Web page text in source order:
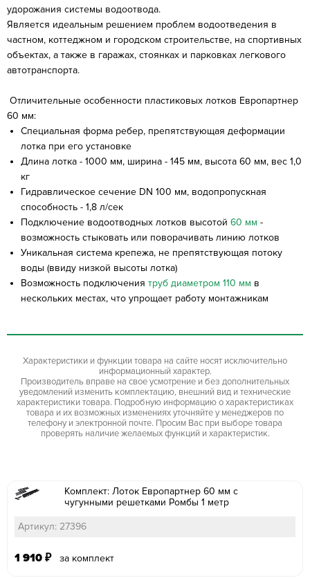
удорожания системы водоотвода.
Является идеальным решением проблем водоотведения в
частном, коттеджном и городском строительстве, на спортивных
объектах, а также в гаражах, стоянках и парковках легкового
автотранспорта.
Отличительные особенности пластиковых лотков Европартнер
60 мм:
Специальная форма ребер, препятствующая деформации
лотка при его установке
Длина лотка - 1000 мм, ширина - 145 мм, высота 60 мм, вес 1,0
кг
Гидравлическое сечение DN 100 мм, водопропускная
способность - 1,8 л/сек
Подключение водоотводных лотков высотой 60 мм -
возможность стыковать или поворачивать линию лотков
Уникальная система крепежа, не препятствующая потоку
воды (ввиду низкой высоты лотка)
Возможность подключения труб диаметром 110 мм в
нескольких местах, что упрощает работу монтажникам
Характеристики и функции товара на сайте носят исключительно
информационный характер.
Производитель вправе на свое усмотрение и без дополнительных
уведомлений изменить комплектацию, внешний вид и технические
характеристики товара. Подробную информацию о характеристиках
товара и их возможных изменениях уточняйте у менеджеров по
телефону и электронной почте. Просим Вас при выборе товара
проверять наличие желаемых функций и характеристик.
Комплект: Лоток Европартнер 60 мм с
чугунными решетками Ромбы 1 метр
Артикул: 27396
1 910 ₽ за комплект